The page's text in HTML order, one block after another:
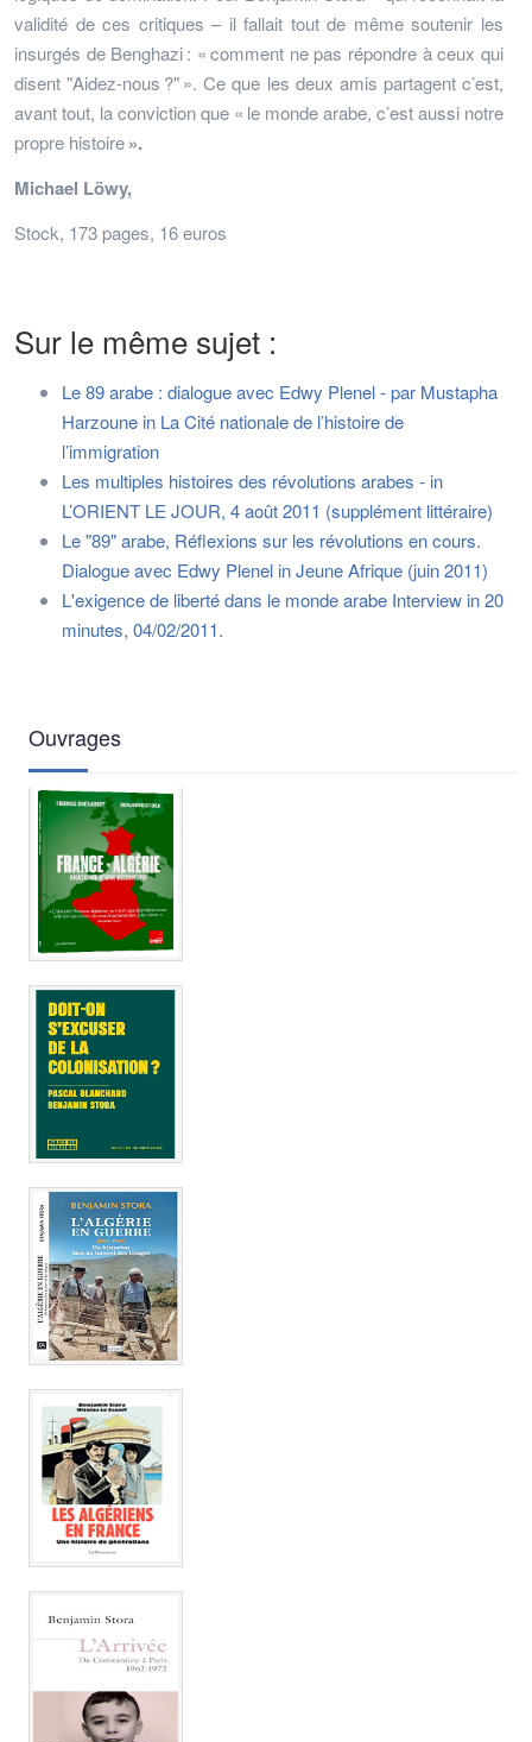
validité de ces critiques – il fallait tout de même soutenir les
insurgés de Benghazi : « comment ne pas répondre à ceux qui
disent "Aidez-nous ?" ». Ce que les deux amis partagent c’est,
avant tout, la conviction que « le monde arabe, c’est aussi notre
propre histoire».
Michael Löwy,
Stock, 173 pages, 16 euros
Sur le même sujet :
Le 89 arabe : dialogue avec Edwy Plenel - par Mustapha
Harzoune in La Cité nationale de l’histoire de
l’immigration
Les multiples histoires des révolutions arabes - in
L’ORIENT LE JOUR, 4 août 2011 (supplément littéraire)
Le "89" arabe, Réflexions sur les révolutions en cours.
Dialogue avec Edwy Plenel in Jeune Afrique (juin 2011)
L'exigence de liberté dans le monde arabe Interview in 20
minutes, 04/02/2011.
Ouvrages